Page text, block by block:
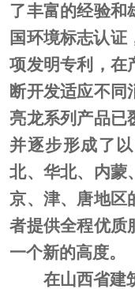
了丰富的经验和
国环境标志认证
项发明专利，在
断开发适应不同
亮龙系列产品已
并逐步形成了
北、华北、内蒙
京、津、唐地区
者提供全程优质
一个新的高度。
在山西省建